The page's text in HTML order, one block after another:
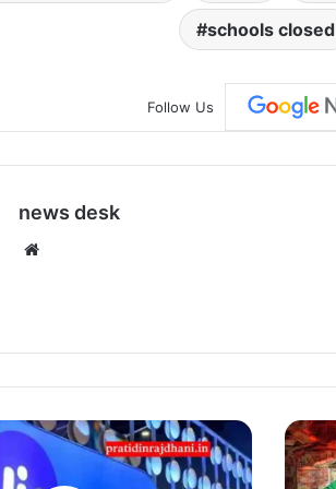
schools closed
Follow Us
news desk
'
पु
ष्पा